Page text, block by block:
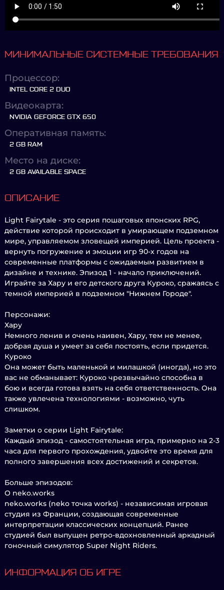
МИНИМАЛЬНЫЕ СИСТЕМНЫЕ ТРЕБОВАНИЯ
Процессор:
INTEL CORE 2 DUO
Видеокарта:
NVIDIA GEFORCE GTX 650
Оперативная память:
2 GB RAM
Место на диске:
2 GB AVAILABLE SPACE
ОПИСАНИЕ
Light Fairytale - это серия пошаговых японских RPG,
действие которой происходит в умирающем подземном
мире, управляемом зловещей империей. Цель проекта -
вернуть погружение и эмоции игр 90-х годов на
современные платформы с ожидаемым развитием в
дизайне и технике. Эпизод 1 - начало приключений.
Играйте за Хару и его детского друга Куроко, сражаясь с
темной империей в подземном "Нижнем Городе".
Персонажи:
Хару
Немного ленив и очень наивен, Хару, тем не менее,
добрая душа и умеет за себя постоять, если придется.
Куроко
Она может быть маленькой и милашкой (иногда), но это
вас не обманывает: Куроко чрезвычайно способна в
бою и всегда готова взять на себя ответственность. Она
также увлечена технологиями - возможно, чуть
слишком.
Заметки о серии Light Fairytale:
Каждый эпизод - самостоятельная игра, примерно на 2-3
часа для первого прохождения, удвойте это время для
полного завершения всех достижений и секретов.
Больше эпизодов:
О neko.works
neko.works (neko точка works) - независимая игровая
студия из Франции, создающая современные
интерпретации классических концепций. Ранее
студией был выпущен ретро-вдохновленный аркадный
гоночный симулятор Super Night Riders.
ИНФОРМАЦИЯ ОБ ИГРЕ